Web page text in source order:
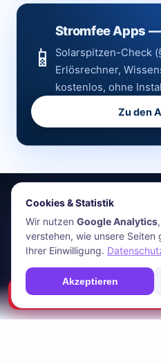
📱
Stromfee Apps
Solarspitzen-Check
Erlösrechner,
kostenlos, ohne
Zu den
stromfee.me
HR Energiemanagement
Bünde, Deutschland · 05223-
Apps
Impressum
AGB📊 Deine
Cookies & Statistik
Wir nutzen Google Analytics
verstehen, wie unsere
Ihrer Einwilligung.
Akzeptieren